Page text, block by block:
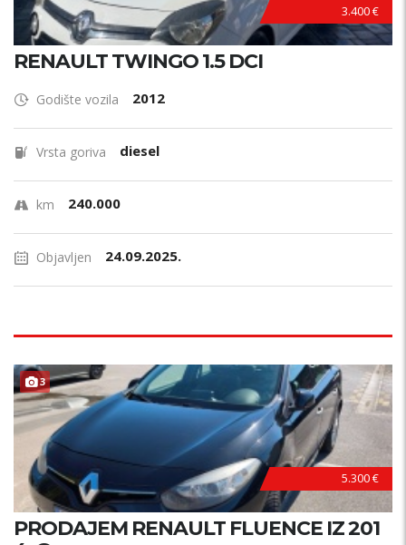
3.400 €
RENAULT TWINGO 1.5 DCI
Godište vozila 2012
Vrsta goriva diesel
km 240.000
Objavljen 24.09.2025.
3 F
U
L
L
O
P
R
E
M
A
5.300 €
PRODAJEM RENAULT FLUENCE IZ 201